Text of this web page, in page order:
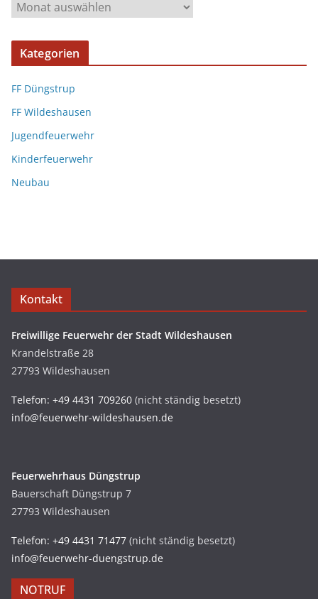
Kategorien
FF Düngstrup
FF Wildeshausen
Jugendfeuerwehr
Kinderfeuerwehr
Neubau
Kontakt
Freiwillige Feuerwehr der Stadt Wildeshausen
Krandelstraße 28
27793 Wildeshausen
Telefon: +49 4431 709260 (nicht ständig besetzt)
info@feuerwehr-wildeshausen.de
Feuerwehrhaus Düngstrup
Bauerschaft Düngstrup 7
27793 Wildeshausen
Telefon: +49 4431 71477 (nicht ständig besetzt)
info@feuerwehr-duengstrup.de
NOTRUF